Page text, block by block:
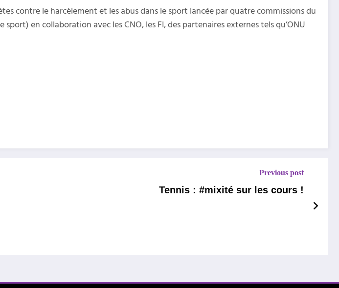
contre le harcèlement et les abus dans le sport lancée par quatre commissions du
en collaboration avec les CNO, les FI, des partenaires externes tels qu’ONU
Previous post
Tennis : #mixité sur les cours !